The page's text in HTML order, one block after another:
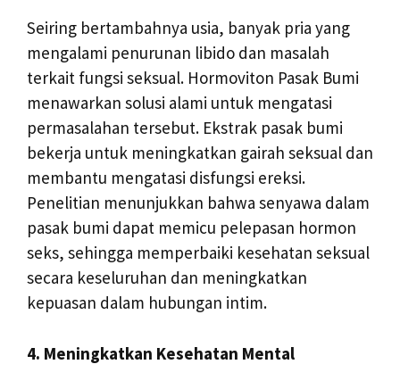
Seiring bertambahnya usia, banyak pria yang
mengalami penurunan libido dan masalah
terkait fungsi seksual. Hormoviton Pasak Bumi
menawarkan solusi alami untuk mengatasi
permasalahan tersebut. Ekstrak pasak bumi
bekerja untuk meningkatkan gairah seksual dan
membantu mengatasi disfungsi ereksi.
Penelitian menunjukkan bahwa senyawa dalam
pasak bumi dapat memicu pelepasan hormon
seks, sehingga memperbaiki kesehatan seksual
secara keseluruhan dan meningkatkan
kepuasan dalam hubungan intim.
4. Meningkatkan Kesehatan Mental